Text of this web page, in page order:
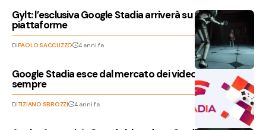
Gylt: l’esclusiva Google Stadia arriverà su altre
piattaforme
DiPAOLO SACCUZZO 4 anni fa
Google Stadia esce dal mercato dei videogiochi, per
sempre
DiTIZIANO SBROZZI 4 anni fa